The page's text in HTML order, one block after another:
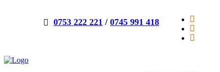
0753 222 221 / 0745 991 418